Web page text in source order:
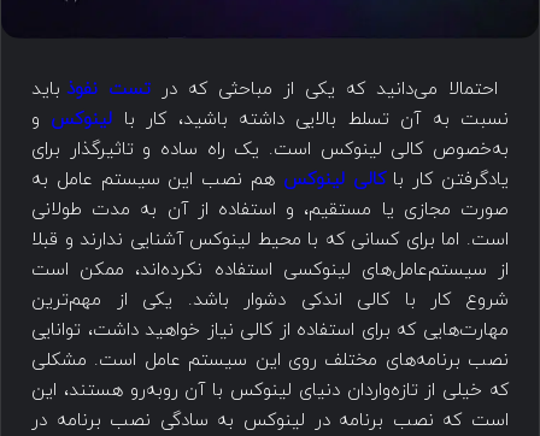
احتمالا می‌دانید که یکی از مباحثی که در تست نفوذ باید
نسبت به آن تسلط بالایی داشته باشید، کار با لینوکس و
به‌خصوص کالی لینوکس است. یک راه ساده و تاثیرگذار برای
یادگرفتن کار باکالی لینوکس هم نصب این سیستم‌ عامل به
صورت مجازی یا مستقیم، و استفاده از آن به مدت طولانی
است. اما برای کسانی که با محیط لینوکس آشنایی ندارند و قبلا
از سیستم‌عامل‌های لینوکسی استفاده نکرده‌اند، ممکن است
شروع کار با کالی اندکی دشوار باشد. یکی از مهم‌ترین
مهارت‌هایی که برای استفاده از کالی نیاز خواهید داشت، توانایی
نصب برنامه‌های مختلف روی این سیستم عامل است. مشکلی
که خیلی از تازه‌واردان دنیای لینوکس با آن روبه‌رو هستند، این
است که نصب برنامه در لینوکس به سادگی نصب برنامه در